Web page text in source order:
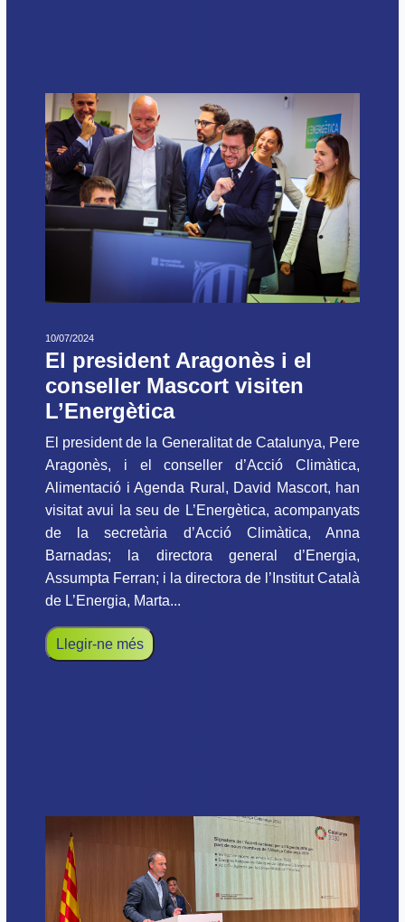
10/07/2024
El president Aragonès i el
conseller Mascort visiten
L’Energètica
El president de la Generalitat de Catalunya, Pere
Aragonès, i el conseller d’Acció Climàtica,
Alimentació i Agenda Rural, David Mascort, han
visitat avui la seu de L’Energètica, acompanyats
de la secretària d’Acció Climàtica, Anna
Barnadas; la directora general d’Energia,
Assumpta Ferran; i la directora de l’Institut Català
de L’Energia, Marta...
Llegir-ne més